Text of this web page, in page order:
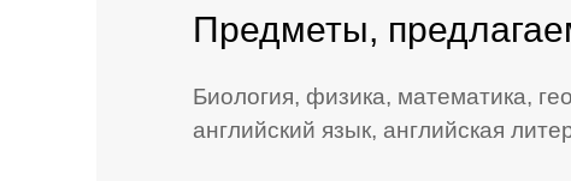
Предметы,
Биология, физика, математика,
английский язык, английская